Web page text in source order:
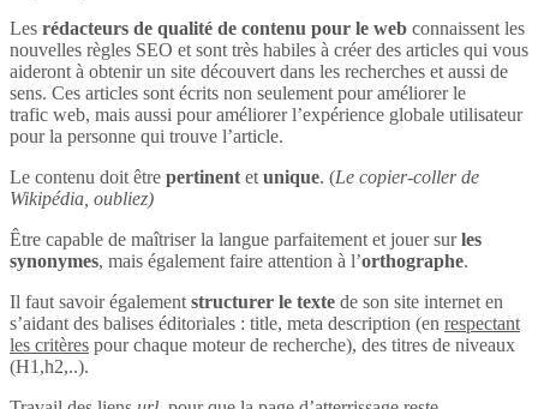
Les rédacteurs de qualité de contenu pour le web connaissent les
nouvelles règles SEO et sont très habiles à créer des articles qui vous
aideront à obtenir un site découvert dans les recherches et aussi de
sens. Ces articles sont écrits non seulement pour améliorer le
trafic web, mais aussi pour améliorer l’expérience globale utilisateur
pour la personne qui trouve l’article.
Le contenu doit être pertinent et unique. (Le copier-coller de
Wikipédia, oubliez)
Être capable de maîtriser la langue parfaitement et jouer surles
synonymes, mais également faire attention à l’orthographe.
Il faut savoir également structurer le texte de son site internet en
s’aidant des balises éditoriales : title, meta description (en respectant
les critères pour chaque moteur de recherche), des titres de niveaux
(H1,h2,..).